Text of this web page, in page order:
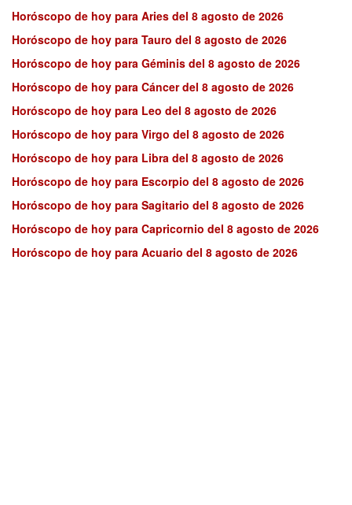
Horóscopo de hoy para Aries del 8 agosto de 2026
Horóscopo de hoy para Tauro del 8 agosto de 2026
Horóscopo de hoy para Géminis del 8 agosto de 2026
Horóscopo de hoy para Cáncer del 8 agosto de 2026
Horóscopo de hoy para Leo del 8 agosto de 2026
Horóscopo de hoy para Virgo del 8 agosto de 2026
Horóscopo de hoy para Libra del 8 agosto de 2026
Horóscopo de hoy para Escorpio del 8 agosto de 2026
Horóscopo de hoy para Sagitario del 8 agosto de 2026
Horóscopo de hoy para Capricornio del 8 agosto de 2026
Horóscopo de hoy para Acuario del 8 agosto de 2026